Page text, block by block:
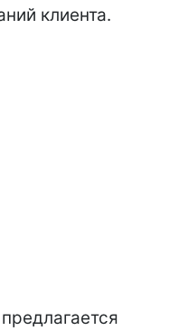
клиента.